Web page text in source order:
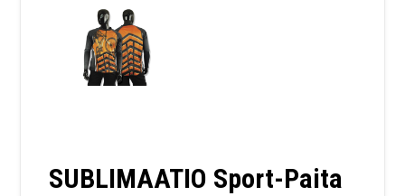
SUBLIMAATIO Sport-Paita